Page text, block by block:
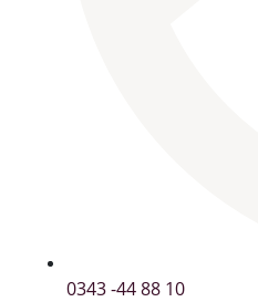
0343 -44 88 10